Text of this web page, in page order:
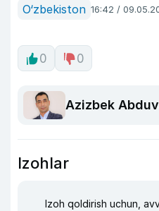
O‘zbekiston 16:42 /
0 0
Azizbek
Izohlar
Izoh qoldirish uchun,